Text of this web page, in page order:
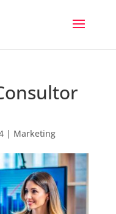
| Marketing